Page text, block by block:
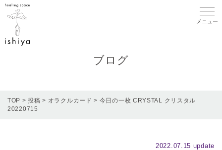
メニ
ブログ
TOP >投稿 > オラクルカード > 今日の一枚 CRYSTAL クリスタル
20220715
2022.07.15 update